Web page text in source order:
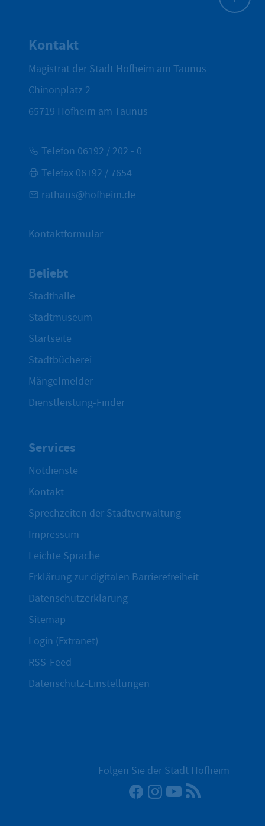
Kontakt
Magistrat der Stadt Hofheim am Taunus
Chinonplatz 2
65719 Hofheim am Taunus
Telefon 06192 / 202 - 0
Telefax 06192 / 7654
rathaus@hofheim.de
Kontaktformular
Beliebt
Stadthalle
Stadtmuseum
Startseite
Stadtbücherei
Mängelmelder
Dienstleistung-Finder
Services
Notdienste
Kontakt
Sprechzeiten der Stadtverwaltung
Impressum
Leichte Sprache
Erklärung zur digitalen Barrierefreiheit
Datenschutzerklärung
Sitemap
Login (Extranet)
RSS-Feed
Datenschutz-Einstellungen
Folgen Sie der Stadt Hofheim
Facebook
Instagram
YouTube